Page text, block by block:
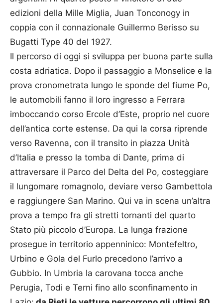
edizioni della Mille Miglia, Juan Tonconogy in
coppia con il connazionale Guillermo Berisso su
Bugatti Type 40 del 1927.
Il percorso di oggi si sviluppa per buona parte sulla
costa adriatica. Dopo il passaggio a Monselice e la
prova cronometrata lungo le sponde del fiume Po,
le automobili fanno il loro ingresso a Ferrara
imboccando corso Ercole d’Este, proprio nel cuore
dell’antica corte estense. Da qui la corsa riprende
verso Ravenna, con il transito in piazza Unità
d’Italia e presso la tomba di Dante, prima di
attraversare il Parco del Delta del Po, costeggiare
il lungomare romagnolo, deviare verso Gambettola
e raggiungere San Marino. Qui va in scena un’altra
prova a tempo fra gli stretti tornanti del quarto
Stato più piccolo d’Europa. La lunga frazione
prosegue in territorio appenninico: Montefeltro,
Urbino e Gola del Furlo precedono l’arrivo a
Gubbio. In Umbria la carovana tocca anche
Perugia, Todi e Terni fino allo sconfinamento in